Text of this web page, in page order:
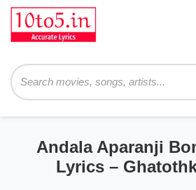
Andala Aparanji
Lyrics –